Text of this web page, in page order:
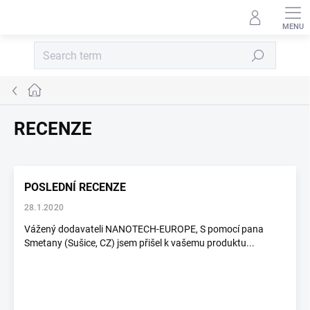
Search
Home
RECENZE
POSLEDNÍ RECENZE
28.1.2020
Vážený dodavateli NANOTECH-EUROPE, S pomocí pana
Smetany (Sušice, CZ) jsem přišel k vašemu produktu...